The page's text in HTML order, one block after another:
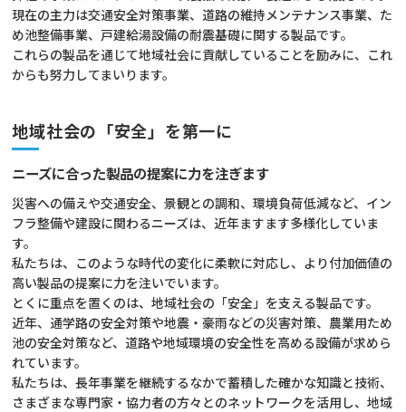
現在の主力は交通安全対策事業、道路の維持メンテナンス事業、た
め池整備事業、戸建給湯設備の耐震基礎に関する製品です。
これらの製品を通じて地域社会に貢献していることを励みに、これ
からも努力してまいります。
地域社会の「安全」を第一に
ニーズに合った製品の提案に力を注ぎます
災害への備えや交通安全、景観との調和、環境負荷低減など、イン
フラ整備や建設に関わるニーズは、近年ますます多様化していま
す。
私たちは、このような時代の変化に柔軟に対応し、より付加価値の
高い製品の提案に力を注いでいます。
とくに重点を置くのは、地域社会の「安全」を支える製品です。
近年、通学路の安全対策や地震・豪雨などの災害対策、農業用ため
池の安全対策など、道路や地域環境の安全性を高める設備が求めら
れています。
私たちは、長年事業を継続するなかで蓄積した確かな知識と技術、
さまざまな専門家・協力者の方々とのネットワークを活用し、地域